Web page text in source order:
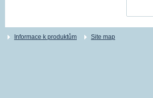
Informace k produktům Site map